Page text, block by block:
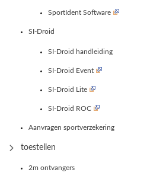
SportIdent Software
SI-Droid
SI-Droid handleiding
SI-Droid Event
SI-Droid Lite
SI-Droid ROC
Aanvragen sportverzekering
toestellen
2m ontvangers